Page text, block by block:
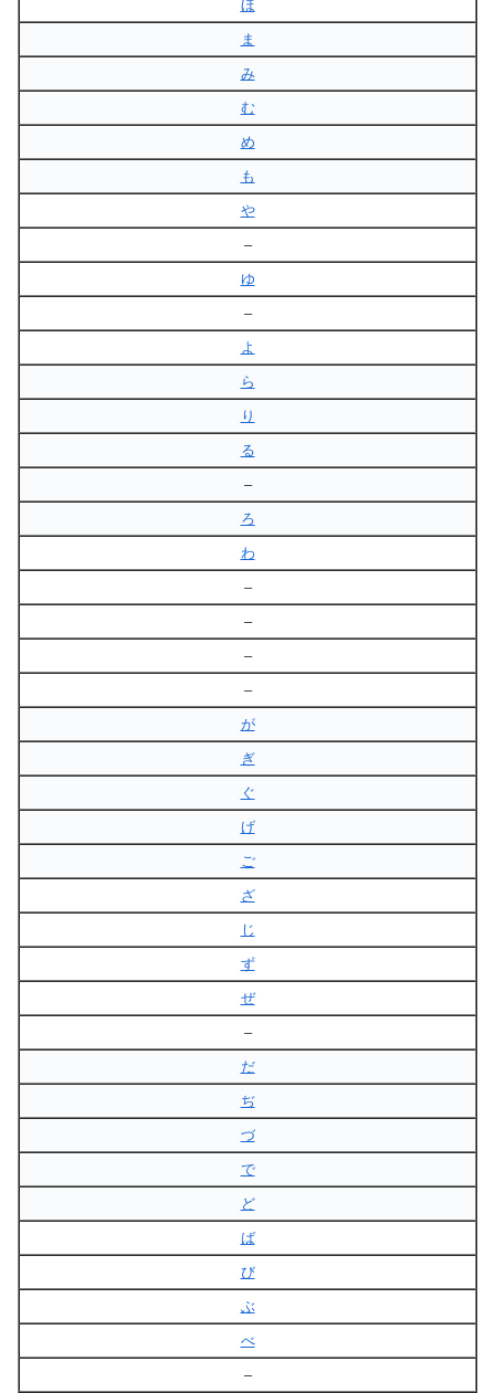
ほ
ま
み
む
め
も
や
–
ゆ
–
よ
ら
り
る
–
ろ
わ
–
–
–
–
が
ぎ
ぐ
げ
ご
ざ
じ
ず
ぜ
–
だ
ぢ
づ
で
ど
ば
び
ぶ
べ
–